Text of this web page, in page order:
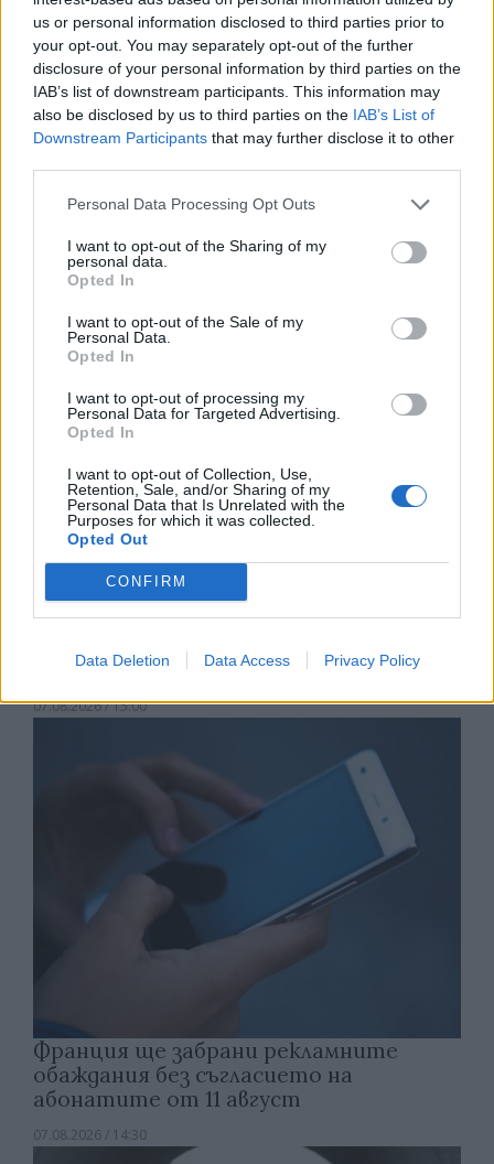
us or personal information disclosed to third parties prior to
your opt-out. You may separately opt-out of the further
disclosure of your personal information by third parties on the
IAB’s list of downstream participants. This information may
also be disclosed by us to third parties on the IAB’s List of
Downstream Participants that may further disclose it to other
Personal Data Processing Opt Outs
I want to opt-out of the Sharing of my
personal data.
Opted In
I want to opt-out of the Sale of my
Personal Data.
Opted In
I want to opt-out of processing my
Personal Data for Targeted Advertising.
Opted In
I want to opt-out of Collection, Use,
Retention, Sale, and/or Sharing of my
Personal Data that Is Unrelated with the
Purposes for which it was collected.
Opted Out
CONFIRM
Data Deletion Data Access Privacy Policy
Изкуствен интелект за първи път
създаде нови жизнеспособни вируси
Астронавти на NASA излязоха в
открития космос
07.08.2026 / 15:00
Франция ще забрани рекламните
обаждания без съгласието на
абонатите от 11 август
07.08.2026 / 14:30